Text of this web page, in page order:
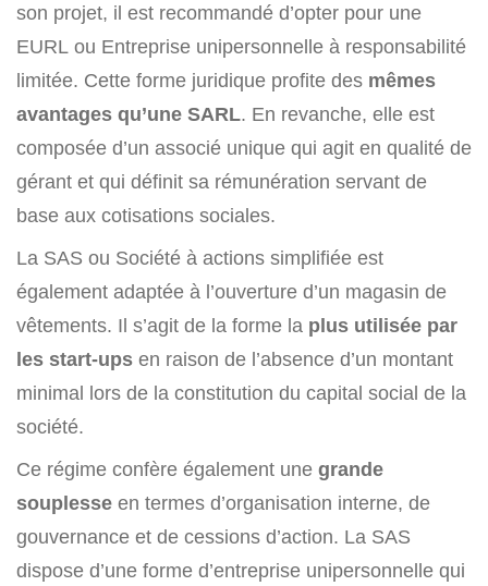
son projet, il est recommandé d’opter pour une
EURL ou Entreprise unipersonnelle à responsabilité
limitée. Cette forme juridique profite des mêmes
avantages qu’une SARL. En revanche, elle est
composée d’un associé unique qui agit en qualité de
gérant et qui définit sa rémunération servant de
base aux cotisations sociales.
La SAS ou Société à actions simplifiée est
également adaptée à l’ouverture d’un magasin de
vêtements. Il s’agit de la forme la plus utilisée par
les start-ups en raison de l’absence d’un montant
minimal lors de la constitution du capital social de la
société.
Ce régime confère également une grande
souplesse en termes d’organisation interne, de
gouvernance et de cessions d’action. La SAS
dispose d’une forme d’entreprise unipersonnelle qui